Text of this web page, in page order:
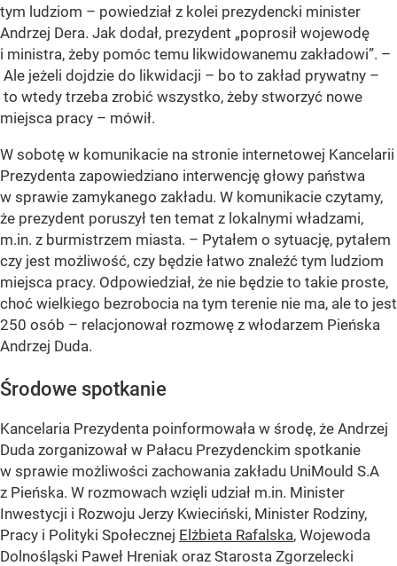
tym ludziom – powiedział z kolei prezydencki minister
Andrzej Dera. Jak dodał, prezydent „poprosił wojewodę
i ministra, żeby pomóc temu likwidowanemu zakładowi”. –
Ale jeżeli dojdzie do likwidacji – bo to zakład prywatny –
to wtedy trzeba zrobić wszystko, żeby stworzyć nowe
miejsca pracy – mówił.
W sobotę w komunikacie na stronie internetowej Kancelarii
Prezydenta zapowiedziano interwencję głowy państwa
w sprawie zamykanego zakładu. W komunikacie czytamy,
że prezydent poruszył ten temat z lokalnymi władzami,
m.in. z burmistrzem miasta. – Pytałem o sytuację, pytałem
czy jest możliwość, czy będzie łatwo znaleźć tym ludziom
miejsca pracy. Odpowiedział, że nie będzie to takie proste,
choć wielkiego bezrobocia na tym terenie nie ma, ale to jest
250 osób – relacjonował rozmowę z włodarzem Pieńska
Andrzej Duda.
Środowe spotkanie
Kancelaria Prezydenta poinformowała w środę, że Andrzej
Duda zorganizował w Pałacu Prezydenckim spotkanie
w sprawie możliwości zachowania zakładu UniMould S.A
z Pieńska. W rozmowach wzięli udział m.in. Minister
Inwestycji i Rozwoju Jerzy Kwieciński, Minister Rodziny,
Pracy i Polityki Społecznej Elżbieta Rafalska, Wojewoda
Dolnośląski Paweł Hreniak oraz Starosta Zgorzelecki